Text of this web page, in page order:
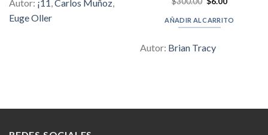
Autor: ¡11,Carlos Muñoz,
Euge Oller
de 5
was:
$300.00.
is:
$6.00.
AÑADIR AL CARRITO
Autor: Brian Tracy